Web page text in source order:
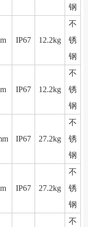
钢
IP67 12.2kg
不
锈
钢
IP67 12.2kg
不
锈
钢
IP67 27.2kg
不
锈
钢
IP67 27.2kg
不
锈
钢
不